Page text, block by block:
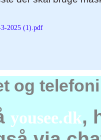
3-2025 (1).pdf
og telefoni
yousee.dk,